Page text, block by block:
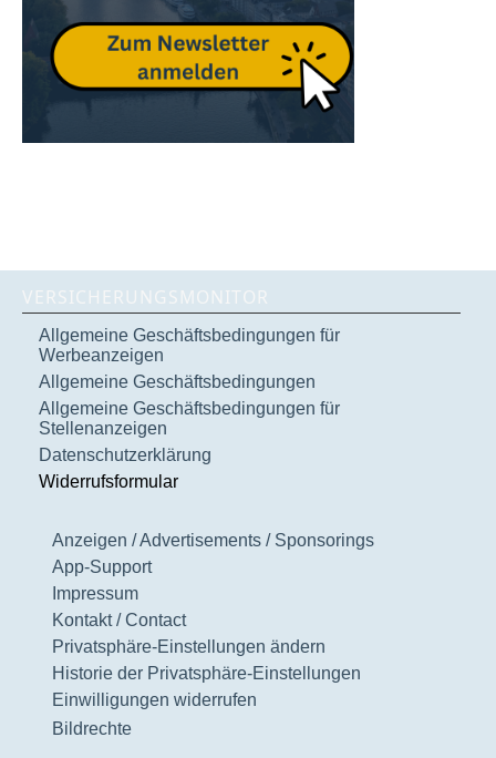
VERSICHERUNGSMONITOR
Allgemeine Geschäftsbedingungen für
Werbeanzeigen
Allgemeine Geschäftsbedingungen
Allgemeine Geschäftsbedingungen für
Stellenanzeigen
Datenschutzerklärung
Widerrufsformular
Anzeigen / Advertisements / Sponsorings
App-Support
Impressum
Kontakt / Contact
Privatsphäre-Einstellungen ändern
Historie der Privatsphäre-Einstellungen
Einwilligungen widerrufen
Bildrechte